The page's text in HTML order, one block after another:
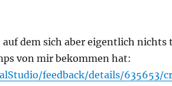
dem sich aber eigentlich nichts
von mir bekommen hat:
feedback/details/635653/